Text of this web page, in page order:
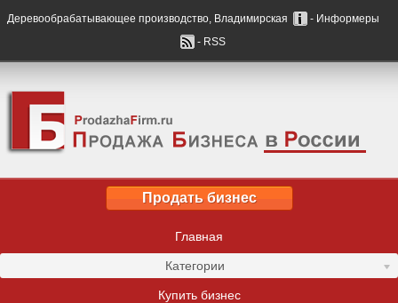
Деревообрабатывающее производство, Владимирская
- Информеры
- RSS
Продать бизнес
Главная
Категории
Купить бизнес